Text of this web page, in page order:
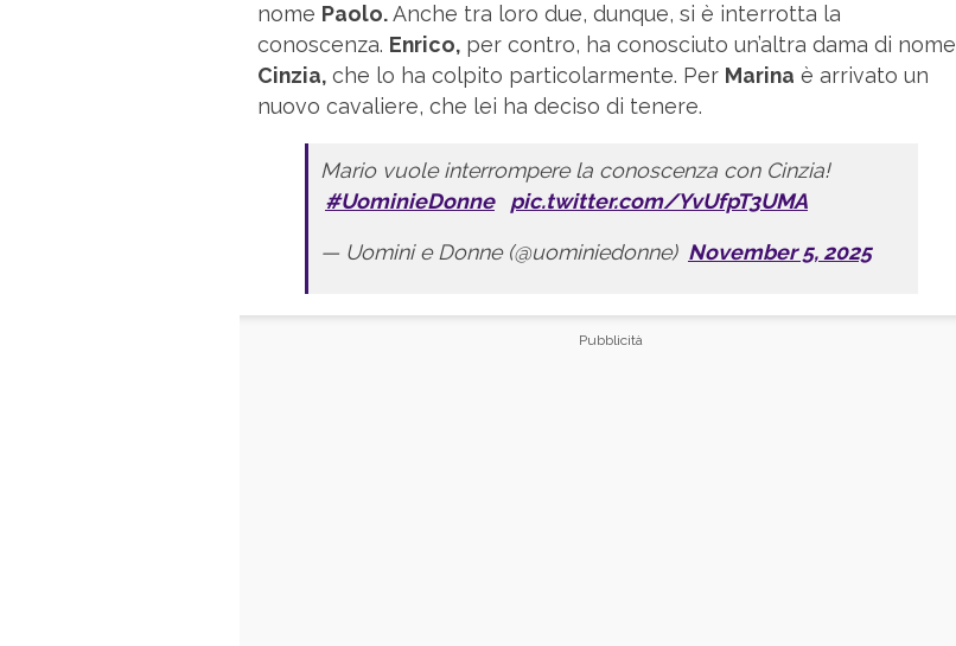
nome Paolo.Anche tra loro due, dunque, si è interrotta la
conoscenza. Enrico, per contro, ha conosciuto un’altra dama di nome
Cinzia, che lo ha colpito particolarmente. Per Marina è arrivato un
nuovo cavaliere, che lei ha deciso di tenere.
Mario vuole interrompere la conoscenza con Cinzia!
#UominieDonne
pic.twitter.com/YvUfpT3UMA
— Uomini e Donne (@uominiedonne) November 5, 2025